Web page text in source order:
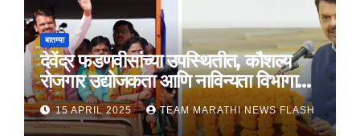
बातम्या
देवेंद्र फडणवीसांच्या उपस्थितीत, कौशल्य
रोजगार उद्योजकता आणि नाविन्यता विभागाचे
तीन सामंजस्य करार
15 APRIL 2025 TEAM MARATHI NEWS FLASH